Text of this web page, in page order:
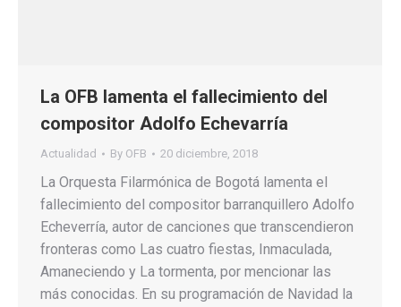
La OFB lamenta el fallecimiento del
compositor Adolfo Echevarría
Actualidad By OFB 20 diciembre, 2018
La Orquesta Filarmónica de Bogotá lamenta el
fallecimiento del compositor barranquillero Adolfo
Echeverría, autor de canciones que transcendieron
fronteras como Las cuatro fiestas, Inmaculada,
Amaneciendo y La tormenta, por mencionar las
más conocidas. En su programación de Navidad la